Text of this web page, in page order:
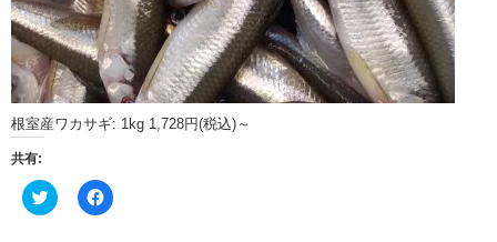
根室産ワカサギ: 1kg 1,728円(税込)～
共有:
ク
リ
Facebook
で